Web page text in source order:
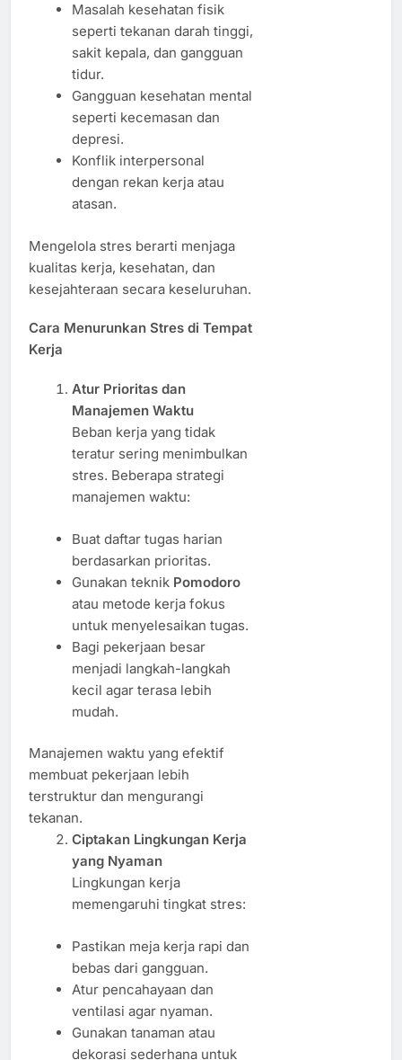
Masalah kesehatan fisik
seperti tekanan darah tinggi,
sakit kepala, dan gangguan
tidur.
Gangguan kesehatan mental
seperti kecemasan dan
depresi.
Konflik interpersonal
dengan rekan kerja atau
atasan.
Mengelola stres berarti menjaga
kualitas kerja, kesehatan, dan
kesejahteraan secara keseluruhan.
Cara Menurunkan Stres di Tempat
Kerja
Atur Prioritas dan
Manajemen Waktu
Beban kerja yang tidak
teratur sering menimbulkan
stres. Beberapa strategi
manajemen waktu:
Buat daftar tugas harian
berdasarkan prioritas.
Gunakan teknik Pomodoro
atau metode kerja fokus
untuk menyelesaikan tugas.
Bagi pekerjaan besar
menjadi langkah-langkah
kecil agar terasa lebih
mudah.
Manajemen waktu yang efektif
membuat pekerjaan lebih
terstruktur dan mengurangi
tekanan.
Ciptakan Lingkungan Kerja
yang Nyaman
Lingkungan kerja
memengaruhi tingkat stres:
Pastikan meja kerja rapi dan
bebas dari gangguan.
Atur pencahayaan dan
ventilasi agar nyaman.
Gunakan tanaman atau
dekorasi sederhana untuk